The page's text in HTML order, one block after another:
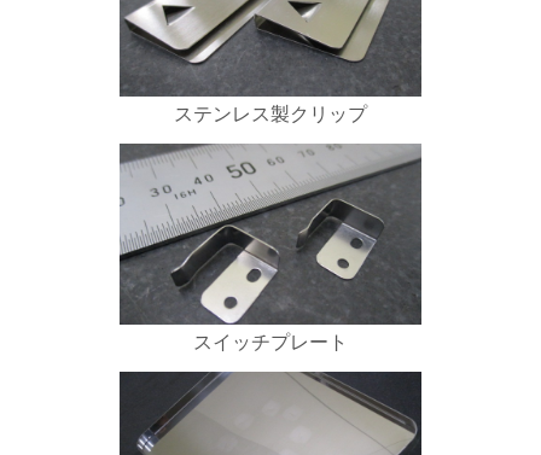
ステンレス製クリップ
スイッチプレート